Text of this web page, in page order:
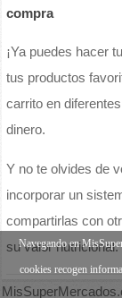
compra
¡Ya puedes hacer
tus productos
carrito en
dinero.
Y no te olvides de
incorporar un
compartirlas con
su valor nutricional.
Navegando en
cookies recogen